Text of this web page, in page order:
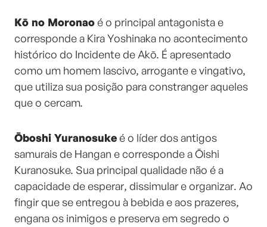
Kō no Moronaoé o principal antagonista e
corresponde a Kira Yoshinaka no acontecimento
histórico do Incidente de Akō. É apresentado
como um homem lascivo, arrogante e vingativo,
que utiliza sua posição para constranger aqueles
que o cercam.
Ōboshi Yuranosukeé o líder dos antigos
samurais de Hangan e corresponde a Ōishi
Kuranosuke. Sua principal qualidade não é a
capacidade de esperar, dissimular e organizar. Ao
fingir que se entregou à bebida e aos prazeres,
engana os inimigos e preserva em segredo o